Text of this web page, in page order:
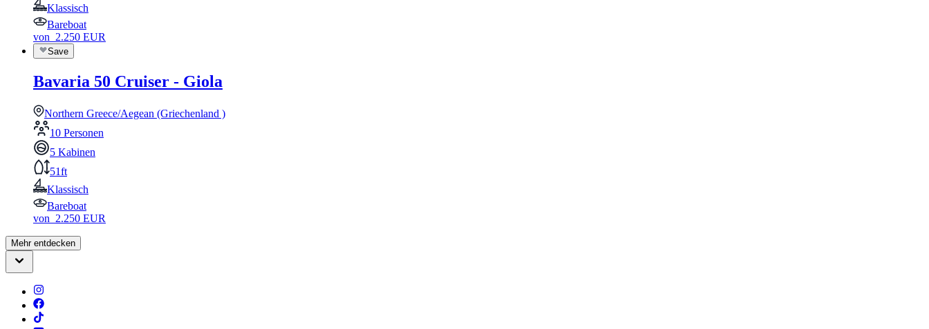
Klassisch
Bareboat
von 2.250 EUR
Save
Bavaria 50 Cruiser - Giola
Northern Greece/Aegean (Griechenland )
10 Personen
5 Kabinen
51ft
Klassisch
Bareboat
von 2.250 EUR
Mehr entdecken